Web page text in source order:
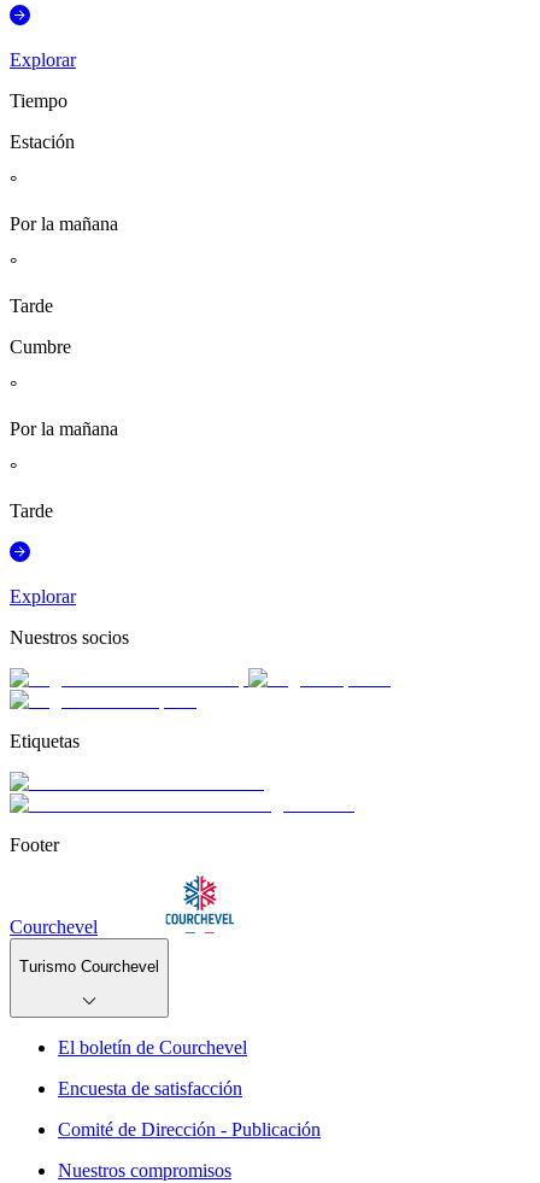
Explorar
Tiempo
Estación
°
Por la mañana
°
Tarde
Cumbre
°
Por la mañana
°
Tarde
Explorar
Nuestros socios
Etiquetas
Footer
Courchevel
Turismo Courchevel
El boletín de Courchevel
Encuesta de satisfacción
Comité de Dirección - Publicación
Nuestros compromisos